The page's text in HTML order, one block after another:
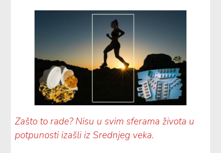
Zašto to rade? Nisu u svim sferama života u
potpunosti izašli iz Srednjeg veka.